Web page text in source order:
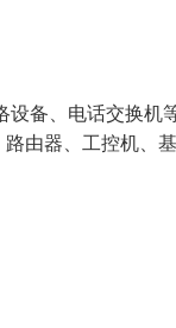
备、电话交换机
由器、工控机、